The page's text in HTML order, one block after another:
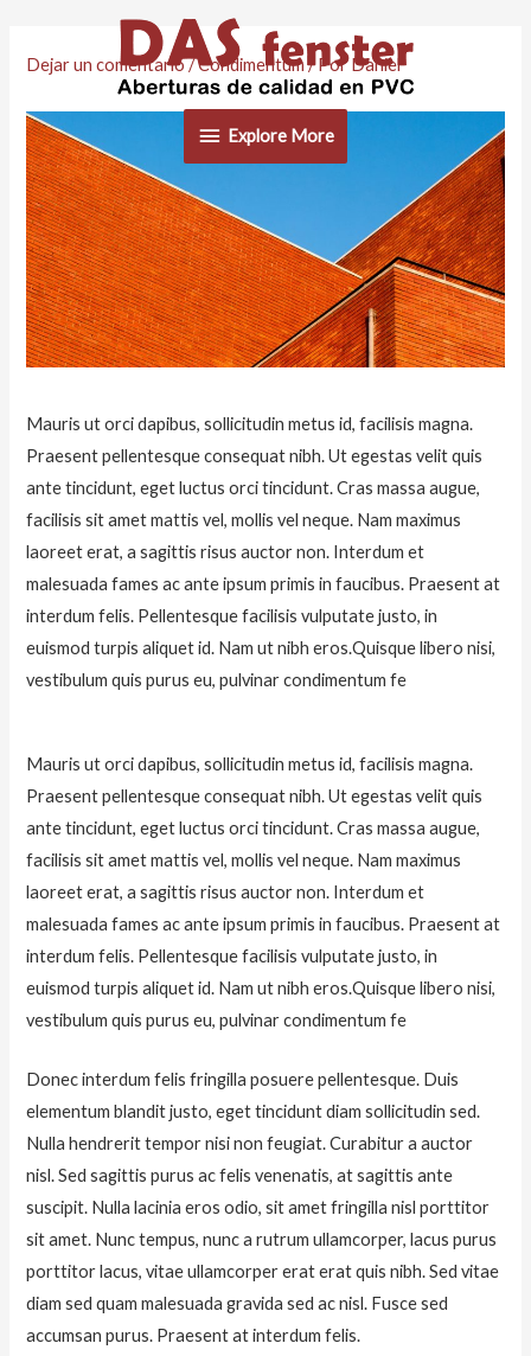
Explore
Explore More
Dejar un comentario/Condimentum/ PorDaniel
Mauris ut orci dapibus, sollicitudin metus id, facilisis magna.
Praesent pellentesque consequat nibh. Ut egestas velit quis
ante tincidunt, eget luctus orci tincidunt. Cras massa augue,
facilisis sit amet mattis vel, mollis vel neque. Nam maximus
laoreet erat, a sagittis risus auctor non. Interdum et
malesuada fames ac ante ipsum primis in faucibus. Praesent at
interdum felis. Pellentesque facilisis vulputate justo, in
euismod turpis aliquet id. Nam ut nibh eros.Quisque libero nisi,
vestibulum quis purus eu, pulvinar condimentum fe
Mauris ut orci dapibus, sollicitudin metus id, facilisis magna.
Praesent pellentesque consequat nibh. Ut egestas velit quis
ante tincidunt, eget luctus orci tincidunt. Cras massa augue,
facilisis sit amet mattis vel, mollis vel neque. Nam maximus
laoreet erat, a sagittis risus auctor non. Interdum et
malesuada fames ac ante ipsum primis in faucibus. Praesent at
interdum felis. Pellentesque facilisis vulputate justo, in
euismod turpis aliquet id. Nam ut nibh eros.Quisque libero nisi,
vestibulum quis purus eu, pulvinar condimentum fe
Donec interdum felis fringilla posuere pellentesque. Duis
elementum blandit justo, eget tincidunt diam sollicitudin sed.
Nulla hendrerit tempor nisi non feugiat. Curabitur a auctor
nisl. Sed sagittis purus ac felis venenatis, at sagittis ante
suscipit. Nulla lacinia eros odio, sit amet fringilla nisl porttitor
sit amet. Nunc tempus, nunc a rutrum ullamcorper, lacus purus
porttitor lacus, vitae ullamcorper erat erat quis nibh. Sed vitae
diam sed quam malesuada gravida sed ac nisl. Fusce sed
accumsan purus. Praesent at interdum felis.